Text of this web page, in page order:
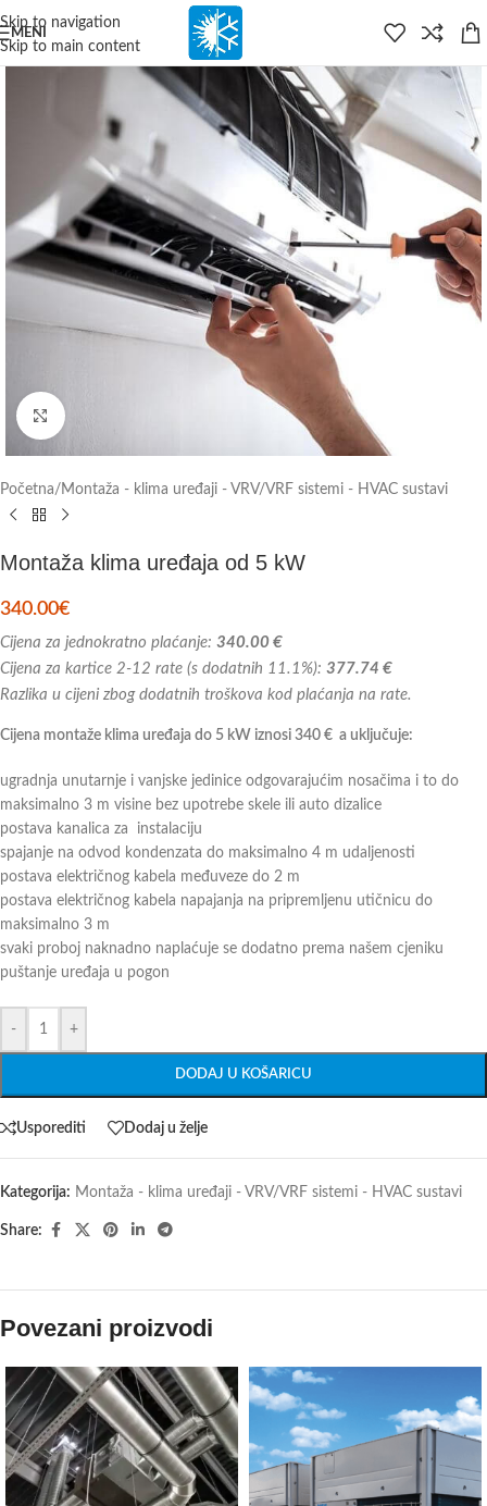
content
Skip to navigation
Skip to main content
MENI
Kliknite za veću sliku
Početna/ Montaža - klima uređaji - VRV/VRF sistemi - HVAC sustavi
Montaža klima uređaja od 5 kW
340.00€
Cijena za jednokratno plaćanje: 340.00 €
Cijena za kartice 2-12 rate (s dodatnih 11.1%): 377.74 €
Razlika u cijeni zbog dodatnih troškova kod plaćanja na rate.
Cijena montaže klima uređaja do 5 kW iznosi 340 € a uključuje:
ugradnja unutarnje i vanjske jedinice odgovarajućim nosačima i to do
maksimalno 3 m visine bez upotrebe skele ili auto dizalice
postava kanalica za instalaciju
spajanje na odvod kondenzata do maksimalno 4 m udaljenosti
postava električnog kabela međuveze do 2 m
postava električnog kabela napajanja na pripremljenu utičnicu do
maksimalno 3 m
svaki proboj naknadno naplaćuje se dodatno prema našem cjeniku
puštanje uređaja u pogon
- +
DODAJ U KOŠARICU
Usporediti Dodaj u želje
Kategorija: Montaža - klima uređaji - VRV/VRF sistemi - HVAC sustavi
Share:
Povezani proizvodi